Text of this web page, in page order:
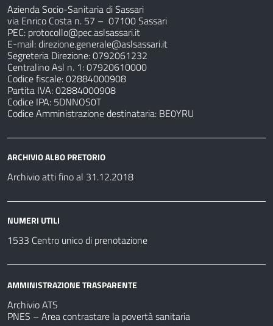
Azienda Socio-Sanitaria di Sassari
via Enrico Costa n. 57 – 07100 Sassari
PEC: protocollo@pec.aslsassari.it
E-mail:direzione.generale@aslsassari.it
Segreteria Direzione: 0792061232
Centralino Asl n. 1: 07920610000
Codice fiscale: 02884000908
Partita IVA: 02884000908
Codice IPA: 5DNNOS0T
Codice Amministrazione destinataria: BE0YRU
ARCHIVIO ALBO PRETORIO
Archivio atti fino al 31.12.2018
NUMERI UTILI
1533 Centro unico di prenotazione
AMMINISTRAZIONE TRASPARENTE
Archivio ATS
PNES – Area contrastare la povertà sanitaria